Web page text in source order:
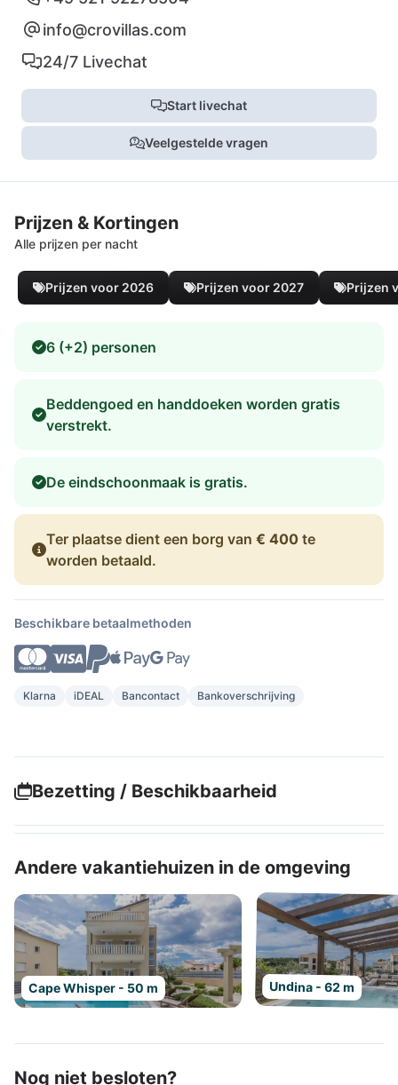
info@crovillas.com
24/7 Livechat
Start livechat
Veelgestelde vragen
Prijzen & Kortingen
Alle prijzen per nacht
Prijzen voor 2026 Prijzen voor 2027 Prijzen
6 (+2) personen
Beddengoed en handdoeken worden gratis
verstrekt.
De eindschoonmaak is gratis.
Ter plaatse dient een borg van € 400 te
worden betaald.
Beschikbare betaalmethoden
Klarna iDEAL Bancontact Bankoverschrijving
Bezetting / Beschikbaarheid
Andere vakantiehuizen in de omgeving
Cape Whisper - 50 m Undina - 62 m
Nog niet besloten?